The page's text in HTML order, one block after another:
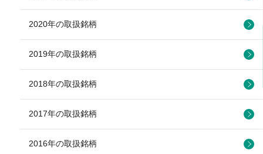
2020年の取扱銘柄
2019年の取扱銘柄
2018年の取扱銘柄
2017年の取扱銘柄
2016年の取扱銘柄